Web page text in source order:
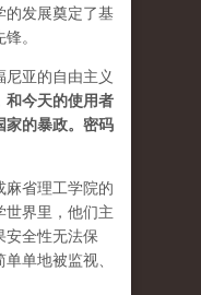
的发展奠定了基
。
尼亚的自由主义
和今天的使用者
家的暴政。密码
麻省理工学院的
世界里，他们主
安全性无法保
单地被监视、